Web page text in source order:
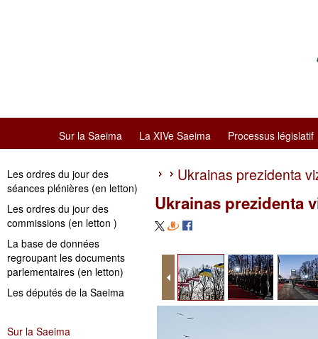
Sur la Saeima La XIVe Saeima Processus législatif
Les ordres du jour des
séances plénières (en letton)
Les ordres du jour des
commissions (en letton )
La base de données
regroupant les documents
parlementaires (en letton)
Les députés de la Saeima
Sur la Saeima
Ukrainas prezidenta
Ukrainas prezidenta